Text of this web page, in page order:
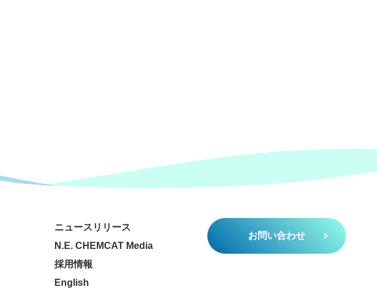
ニュースリリース
N.E. CHEMCAT Media
採用情報
English
お問い合わせ